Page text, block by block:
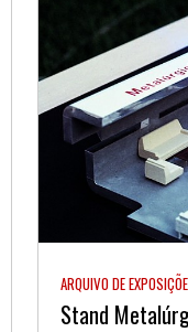
ARQUIVO DE
Stand